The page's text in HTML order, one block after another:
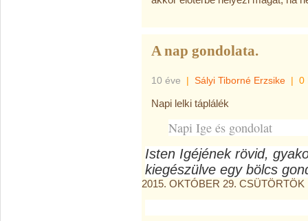
A nap gondolata.
10 éve | Sályi Tiborné Erzsike | 0
Napi lelki táplálék
Napi Ige és gondolat
Isten Igéjének rövid,
kiegészülve egy bölcs
2015. OKTÓBER 29. CSÜTÖRTÖK